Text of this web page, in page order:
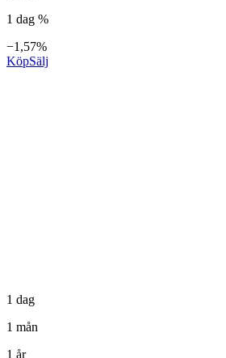
1 dag %
−1,57%
KöpSälj
1 dag
1 mån
1 år